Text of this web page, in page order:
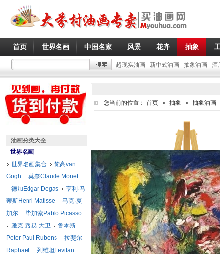
首页 世界名画 中国名家 风景 花卉 抽象
超现实油画 新中式油画 抽象油画 酒
您当前的位置： 首页 » 抽象 » 抽象油画
油画分类大全
世界名画
世界名画集合
梵高van
Gogh
莫奈Claude Monet
德加Edgar Degas
亨利·马
蒂斯Henri Matisse
马克·夏
加尔
毕加索Pablo Picasso
雅克·路易·大卫
鲁本斯
Peter Paul Rubens
拉斐尔
Raphael
列维坦Levitan